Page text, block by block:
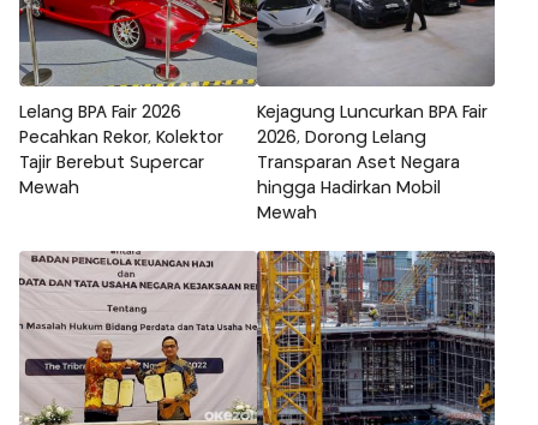
Lelang BPA Fair 2026
Pecahkan Rekor, Kolektor
Tajir Berebut Supercar
Mewah
Kejagung Luncurkan BPA Fair
2026, Dorong Lelang
Transparan Aset Negara
hingga Hadirkan Mobil
Mewah